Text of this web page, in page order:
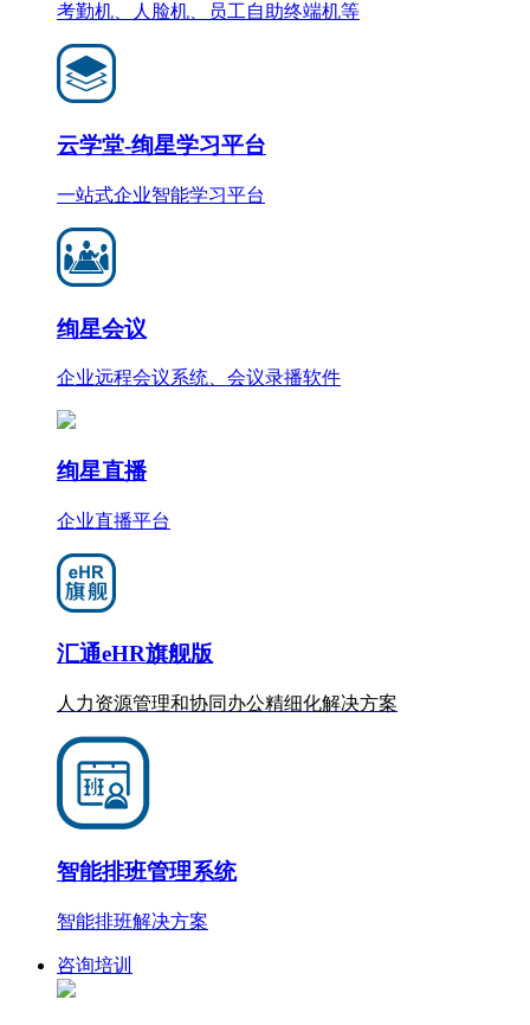
考勤机、人脸机、员工自助终端机等
云学堂-绚星学习平台
一站式企业智能学习平台
绚星会议
企业远程会议系统、会议录播软件
绚星直播
企业直播平台
汇通eHR旗舰版
人力资源管理和协同办公精细化解决方案
智能排班管理系统
智能排班解决方案
咨询培训